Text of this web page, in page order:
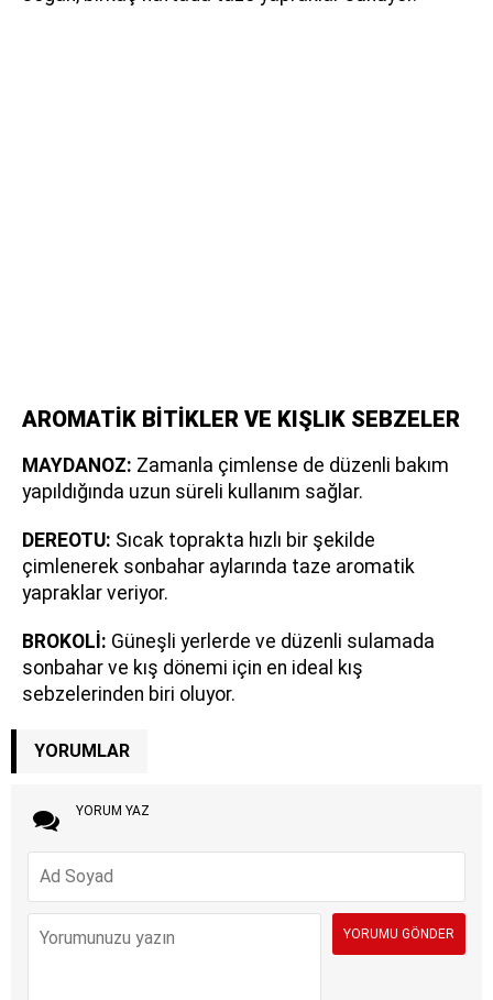
AROMATİK BİTİKLER VE KIŞLIK SEBZELER
MAYDANOZ: Zamanla çimlense de düzenli bakım
yapıldığında uzun süreli kullanım sağlar.
DEREOTU: Sıcak toprakta hızlı bir şekilde
çimlenerek sonbahar aylarında taze aromatik
yapraklar veriyor.
BROKOLİ: Güneşli yerlerde ve düzenli sulamada
sonbahar ve kış dönemi için en ideal kış
sebzelerinden biri oluyor.
YORUMLAR
YORUM YAZ